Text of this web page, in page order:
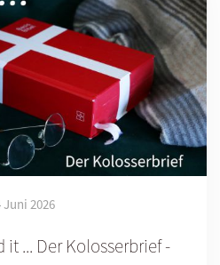
Juni 2026
it ... Der Kolosserbrief -